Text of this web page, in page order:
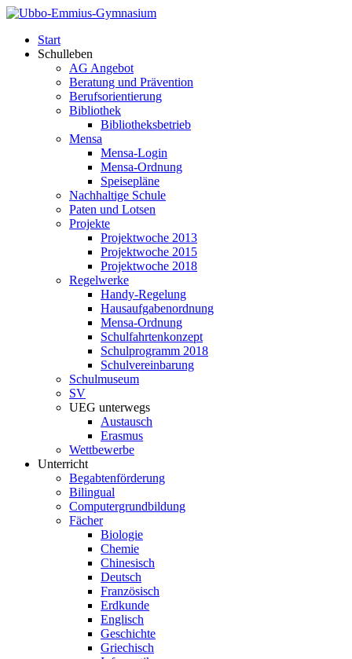
Start
Schulleben
AG Angebot
Beratung und Prävention
Berufsorientierung
Bibliothek
Bibliotheksbetrieb
Mensa
Mensa-Login
Mensa-Ordnung
Speisepläne
Nachhaltige Schule
Paten und Lotsen
Projekte
Projektwoche 2013
Projektwoche 2015
Projektwoche 2018
Regelwerke
Handy-Regelung
Hausaufgabenordnung
Mensa-Ordnung
Schulfahrtenkonzept
Schulprogramm 2018
Schulvereinbarung
Schulmuseum
SV
UEG unterwegs
Austausch
Erasmus
Wettbewerbe
Unterricht
Begabtenförderung
Bilingual
Computergrundbildung
Fächer
Biologie
Chemie
Chinesisch
Deutsch
Französisch
Erdkunde
Englisch
Geschichte
Griechisch